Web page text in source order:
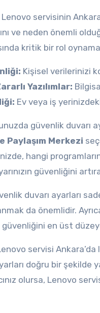
Lenovo servisinin
ve neden önemli
kritik bir rol
Kişisel verilerinizi
Yazılımlar:
Ev veya iş
güvenlik duvarı
Paylaşım Merkezi
hangi
güvenliğini
duvarı ayarları
da önemlidir.
güvenliğini en üst
servisi
doğru bir şekilde
olursa, Lenovo